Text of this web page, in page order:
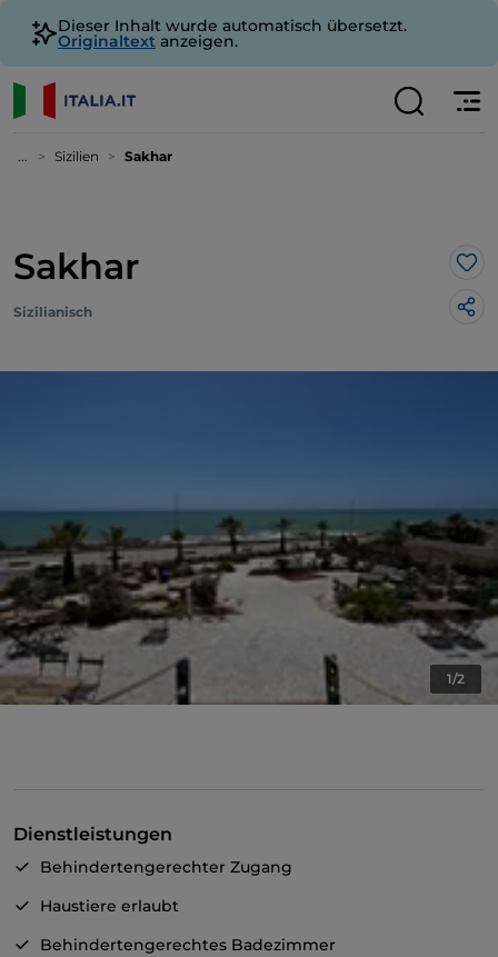
Dieser Inhalt wurde automatisch übersetzt.
Originaltext anzeigen.
... Sizilien Sakhar
Sakhar
Sizilianisch
1/2
Dienstleistungen
Behindertengerechter Zugang
Haustiere erlaubt
Behindertengerechtes Badezimmer